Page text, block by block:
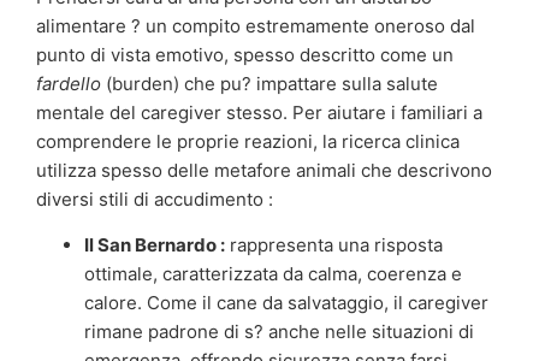
alimentare ? un compito estremamente oneroso dal
punto di vista emotivo, spesso descritto come un
fardello (burden) che pu? impattare sulla salute
mentale del caregiver stesso. Per aiutare i familiari a
comprendere le proprie reazioni, la ricerca clinica
utilizza spesso delle metafore animali che descrivono
diversi stili di accudimento :
Il San Bernardo : rappresenta una risposta
ottimale, caratterizzata da calma, coerenza e
calore. Come il cane da salvataggio, il caregiver
rimane padrone di s? anche nelle situazioni di